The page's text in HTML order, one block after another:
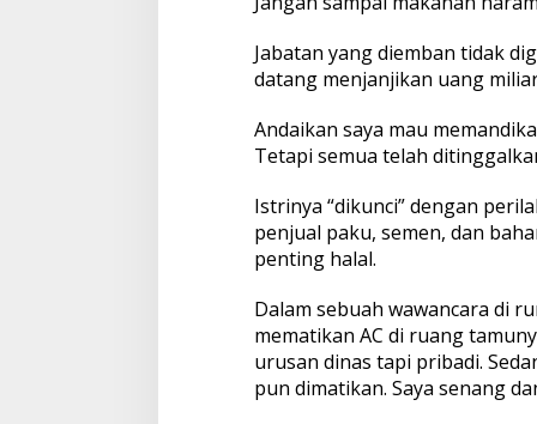
m
u
P
i
b
i
D
a
a
g
Jabatan yang diemban tidak
datang menjanjikan uang
Andaikan saya mau
Tetapi semua telah
Istrinya “dikunci” dengan
penjual paku, semen, dan
penting halal.
Dalam sebuah wawancara di
mematikan AC di ruang
urusan dinas tapi pribadi.
pun dimatikan. Saya senang